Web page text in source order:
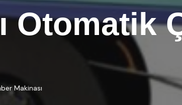
Otomatik
Makinası